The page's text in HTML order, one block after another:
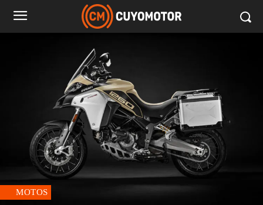
MOTOS